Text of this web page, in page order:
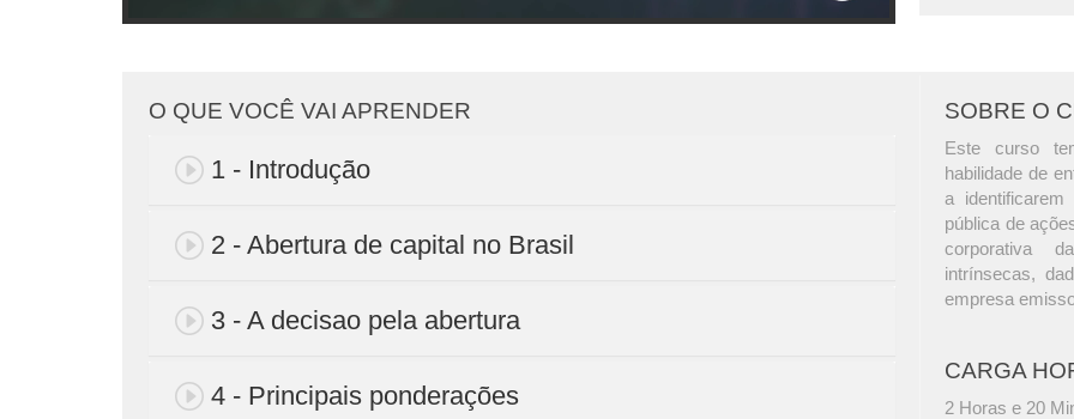
O QUE VOCÊ VAI APRENDER
1 - Introdução
2 - Abertura de capital no Brasil
3 - A decisao pela abertura
4 - Principais ponderações
SOBRE O
Este curso
habilidade de
a
pública de
corporativa
intrínsecas,
empresa
CARGA
2 Horas e 20